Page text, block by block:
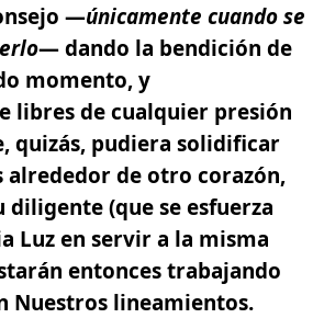
—únicamente cuando se
— dando la bendición de
momento, y
libres de cualquier presión
quizás, pudiera solidificar
alrededor de otro corazón,
(que se esfuerza
Luz en servir a la misma
entonces trabajando
Nuestros lineamientos.